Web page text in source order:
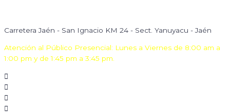
Carretera Jaén - San Ignacio KM 24 - Sect. Yanuyacu - Jaén
Atención al Público Presencial: Lunes a Viernes de 8:00 am a
1:00 pm y de 1:45 pm a 3:45 pm.